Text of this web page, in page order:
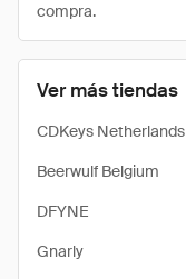
Ver más tiendas
CDKeys Netherlands
Beerwulf Belgium
DFYNE
Gnarly
compra.